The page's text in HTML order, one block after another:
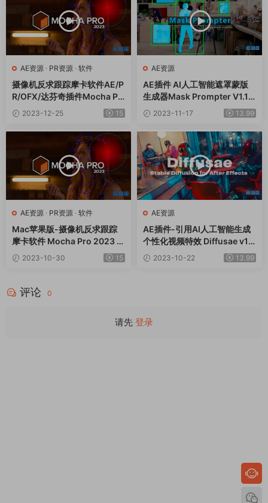
AE资源 · PR资源 · 软件
摄像机反求跟踪摩卡软件AE/P
R/OFX/达芬奇插件Mocha Pr
o 2023 v10.0.5 Win
2023-12-25 15
AE资源
AE插件 AI人工智能遮罩蒙版
生成器Mask Prompter V1.11.
5 Win+使用教程
2023-11-17 13.99
AE资源 · PR资源 · 软件
Mac苹果版-摄像机反求跟踪
摩卡软件 Mocha Pro 2023 v
10.0.4 兼容M1/M2/Intel
2023-10-30 15
AE资源
AE插件-引用AI人工智能生成
个性化视频特效 Diffusae v1.
4.1 Win
2023-10-22 13.99
评论 0
请先 登录